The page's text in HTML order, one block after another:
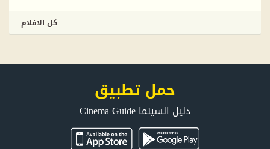
كل الافلام
حمل تطبيق
دليل السينما Cinema Guide